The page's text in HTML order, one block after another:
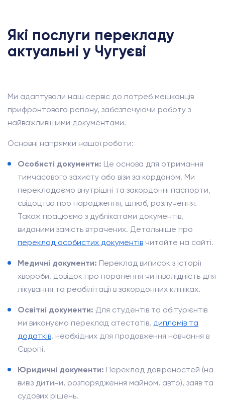
Які послуги перекладу
актуальні у Чугуєві
Ми адаптували наш сервіс до потреб мешканців
прифронтового регіону, забезпечуючи роботу з
найважливішими документами.
Основні напрямки нашої роботи:
Особисті документи: Це основа для отримання
тимчасового захисту або візи за кордоном. Ми
перекладаємо внутрішні та закордонні паспорти,
свідоцтва про народження, шлюб, розлучення.
Також працюємо з дублікатами документів,
виданими замість втрачених. Детальніше про
переклад особистих документів читайте на сайті.
Медичні документи: Переклад виписок з історії
хвороби, довідок про поранення чи інвалідність для
лікування та реабілітації в закордонних клініках.
Освітні документи: Для студентів та абітурієнтів
ми виконуємо переклад атестатів, дипломів та
додатків, необхідних для продовження навчання в
Європі.
Юридичні документи: Переклад довіреностей (на
вивіз дитини, розпорядження майном, авто), заяв та
судових рішень.